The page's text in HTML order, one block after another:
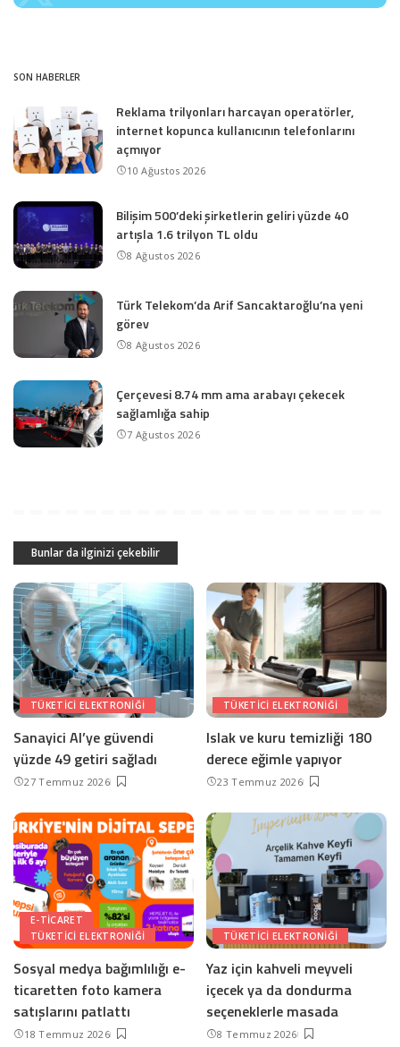
SON HABERLER
Reklama trilyonları harcayan operatörler,
internet kopunca kullanıcının telefonlarını
açmıyor
10 Ağustos 2026
Bilişim 500’deki şirketlerin geliri yüzde 40
artışla 1.6 trilyon TL oldu
8 Ağustos 2026
Türk Telekom’da Arif Sancaktaroğlu’na yeni
görev
8 Ağustos 2026
Çerçevesi 8.74 mm ama arabayı çekecek
sağlamlığa sahip
7 Ağustos 2026
Bunlar da ilginizi çekebilir
TÜKETICI ELEKTRONIĞI
Sanayici AI’ye güvendi
yüzde 49 getiri sağladı
27 Temmuz 2026
TÜKETICI ELEKTRONIĞI
Islak ve kuru temizliği 180
derece eğimle yapıyor
23 Temmuz 2026
E-TICARET
TÜKETICI ELEKTRONIĞI
Sosyal medya bağımlılığı e-
ticaretten foto kamera
satışlarını patlattı
18 Temmuz 2026
TÜKETICI ELEKTRONIĞI
Yaz için kahveli meyveli
içecek ya da dondurma
seçeneklerle masada
8 Temmuz 2026